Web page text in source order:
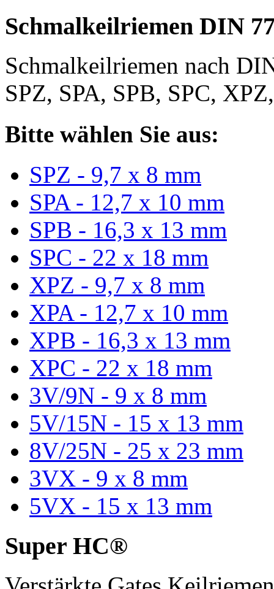
Schmalkeilriemen DIN
Schmalkeilriemen nach
SPZ, SPA, SPB, SPC,
Bitte wählen Sie aus:
SPZ - 9,7 x 8 mm
SPA - 12,7 x 10 mm
SPB - 16,3 x 13 mm
SPC - 22 x 18 mm
XPZ - 9,7 x 8 mm
XPA - 12,7 x 10 mm
XPB - 16,3 x 13 mm
XPC - 22 x 18 mm
3V/9N - 9 x 8 mm
5V/15N - 15 x 13 mm
8V/25N - 25 x 23 mm
3VX - 9 x 8 mm
5VX - 15 x 13 mm
Super HC®